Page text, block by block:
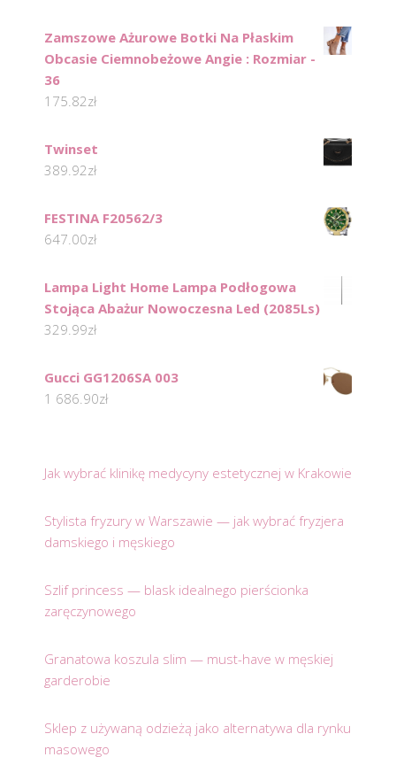
Zamszowe Ażurowe Botki Na Płaskim
Obcasie Ciemnobeżowe Angie : Rozmiar -
36
175.82zł
Twinset
389.92zł
FESTINA F20562/3
647.00zł
Lampa Light Home Lampa Podłogowa
Stojąca Abażur Nowoczesna Led (2085Ls)
329.99zł
Gucci GG1206SA 003
1 686.90zł
Jak wybrać klinikę medycyny estetycznej w Krakowie
Stylista fryzury w Warszawie — jak wybrać fryzjera
damskiego i męskiego
Szlif princess — blask idealnego pierścionka
zaręczynowego
Granatowa koszula slim — must-have w męskiej
garderobie
Sklep z używaną odzieżą jako alternatywa dla rynku
masowego